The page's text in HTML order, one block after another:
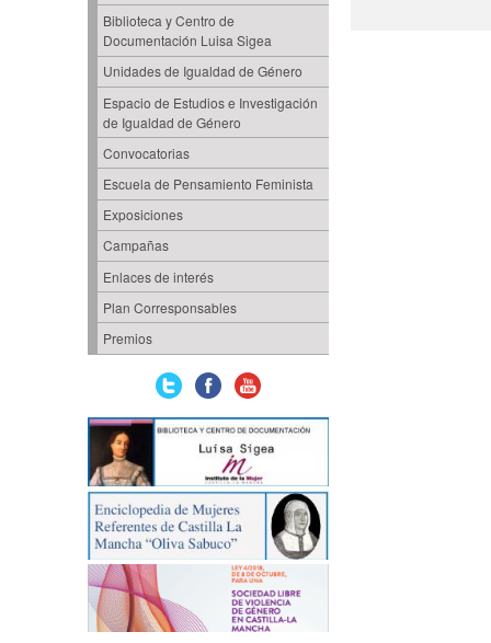
Biblioteca y Centro de
Documentación Luisa Sigea
Unidades de Igualdad de Género
Espacio de Estudios e Investigación
de Igualdad de Género
Convocatorias
Escuela de Pensamiento Feminista
Exposiciones
Campañas
Enlaces de interés
Plan Corresponsables
Premios